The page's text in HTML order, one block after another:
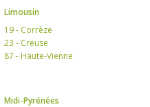
Limousin
19 - Corrèze
23 - Creuse
87 - Haute-Vienne
Midi-Pyrénées